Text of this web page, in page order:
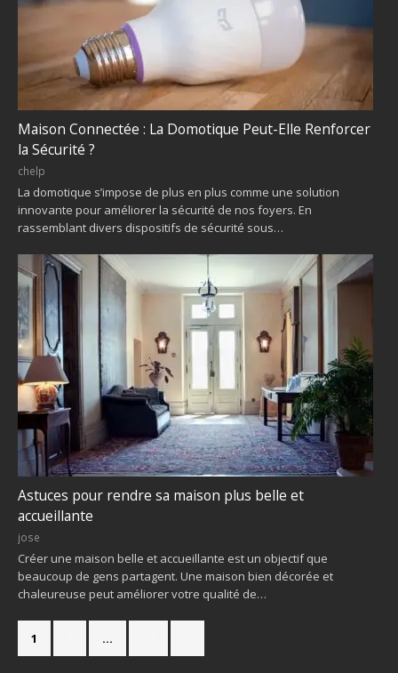
Maison Connectée : La Domotique Peut-Elle Renforcer
la Sécurité ?
chelp
La domotique s’impose de plus en plus comme une solution
innovante pour améliorer la sécurité de nos foyers. En
rassemblant divers dispositifs de sécurité sous…
Astuces pour rendre sa maison plus belle et
accueillante
jose
Créer une maison belle et accueillante est un objectif que
beaucoup de gens partagent. Une maison bien décorée et
chaleureuse peut améliorer votre qualité de…
1 …